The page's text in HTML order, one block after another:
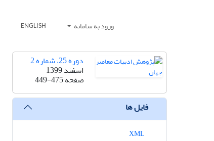
ورود به سامانه ENGLISH
دوره 25، شماره 2
اسفند 1399
صفحه449-475
فایل ها